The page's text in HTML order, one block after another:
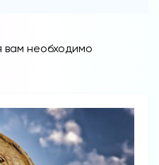
вам необходимо
получать
с первых дней.